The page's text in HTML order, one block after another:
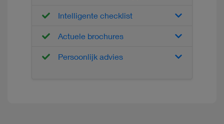
Intelligente checklist
Actuele brochures
Persoonlijk advies